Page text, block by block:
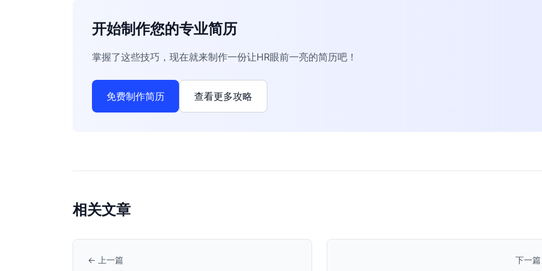
开始制作您的专业简历
掌握了这些技巧，现在就来制作一份让HR眼前一亮的简历吧！
免费制作简历 查看更多攻略
相关文章
← 上一篇 下一